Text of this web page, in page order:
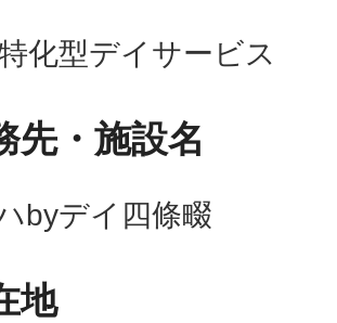
化型デイサービス
先・施設名
byデイ四條畷
地